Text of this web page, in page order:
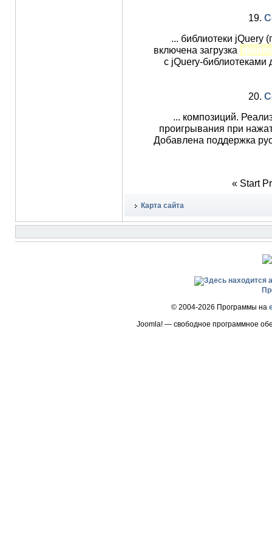
19.
... библиотеки jQuery
включена загрузка
с jQuery-библиотеками
20.
... композиций.
проигрывания при
Добавлена поддержка
« Start
Карта сайта
© 2004-2026 Программы на
Joomla! — свободное программное